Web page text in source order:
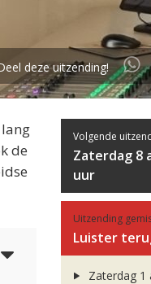
deze uitzending!
de
Volgende
Zaterdag 8
uur
Uitzending
Luister
Zaterdag 1